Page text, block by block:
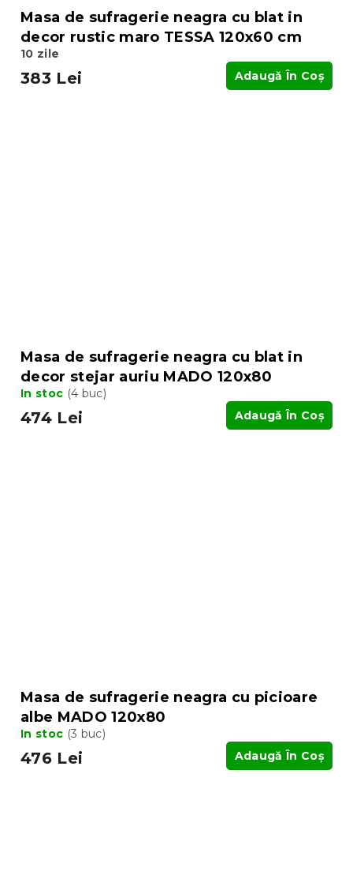
Masa de sufragerie neagra cu blat in
decor rustic maro TESSA 120x60 cm
10 zile
383 Lei Adaugă În Coş
Masa de sufragerie neagra cu blat in
decor stejar auriu MADO 120x80
In stoc (4 buc)
474 Lei Adaugă În Coş
Masa de sufragerie neagra cu picioare
albe MADO 120x80
In stoc (3 buc)
476 Lei Adaugă În Coş